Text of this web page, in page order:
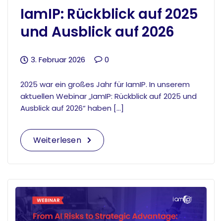
IamIP: Rückblick auf 2025
und Ausblick auf 2026
3. Februar 2026 0
2025 war ein großes Jahr für IamIP. In unserem
aktuellen Webinar „IamIP: Rückblick auf 2025 und
Ausblick auf 2026“ haben […]
Weiterlesen